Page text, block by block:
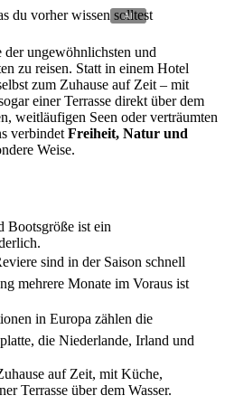
der ungewöhnlichsten und
zu reisen. Statt in einem Hotel
zum Zuhause auf Zeit – mit
einer Terrasse direkt über dem
weitläufigen Seen oder verträumten
verbindet Freiheit, Natur und
Weise.
Bootsgröße ist ein
sind in der Saison schnell
mehrere Monate im Voraus ist
in Europa zählen die
die Niederlande, Irland und
auf Zeit, mit Küche,
Terrasse über dem Wasser.